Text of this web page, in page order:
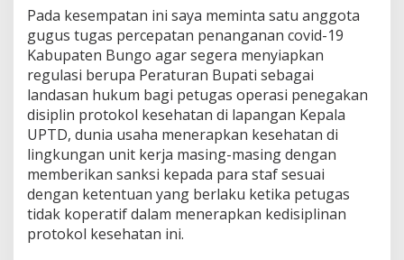
Pada kesempatan ini saya meminta satu anggota
gugus tugas percepatan penanganan covid-19
Kabupaten Bungo agar segera menyiapkan
regulasi berupa Peraturan Bupati sebagai
landasan hukum bagi petugas operasi penegakan
disiplin protokol kesehatan di lapangan Kepala
UPTD, dunia usaha menerapkan kesehatan di
lingkungan unit kerja masing-masing dengan
memberikan sanksi kepada para staf sesuai
dengan ketentuan yang berlaku ketika petugas
tidak koperatif dalam menerapkan kedisiplinan
protokol kesehatan ini.